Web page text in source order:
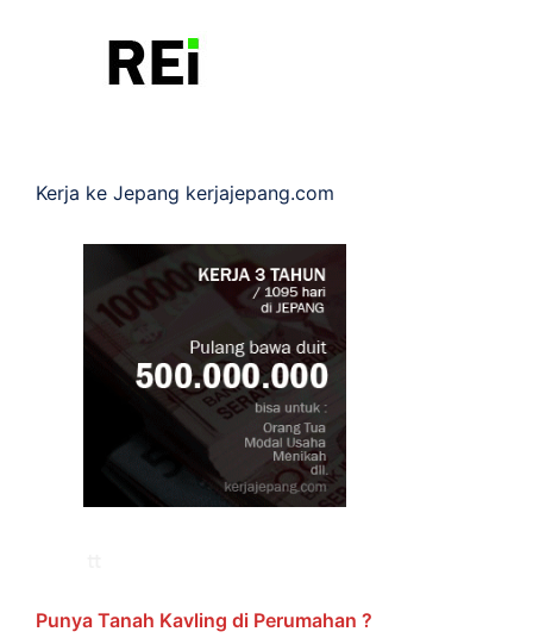
Kerja ke Jepang kerjajepang.com
Punya Tanah Kavling di Perumahan ?